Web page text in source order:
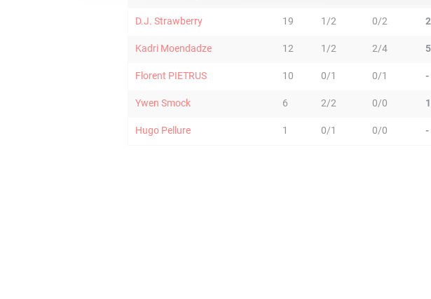
D.J. Strawberry 19 1/2 0/2
Kadri Moendadze 12 1/2 2/4
Florent PIETRUS 10 0/1 0/1 -
Ywen Smock 6 2/2 0/0
Hugo Pellure 1 0/1 0/0 -